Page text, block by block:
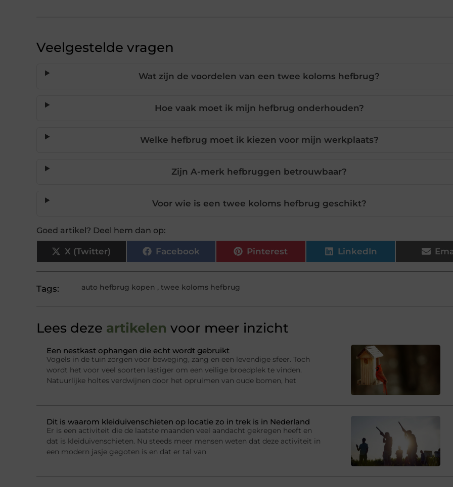
Veelgestelde vragen
Wat zijn de voordelen van een twee koloms hefbrug?
Hoe vaak moet ik mijn hefbrug onderhouden?
Welke hefbrug moet ik kiezen voor mijn werkplaats?
Zijn A-merk hefbruggen betrouwbaar?
Voor wie is een twee koloms hefbrug geschikt?
Goed artikel? Deel hem dan op:
X (Twitter) Facebook Pinterest LinkedIn
Tags: auto hefbrug kopen , twee koloms hefbrug
Lees deze artikelen voor meer inzicht
Een nestkast ophangen die echt wordt gebruikt
Vogels in de tuin zorgen voor beweging, zang en een levendige sfeer. Toch
wordt het voor veel soorten lastiger om een veilige broedplek te vinden.
Natuurlijke holtes verdwijnen door het opruimen van oude bomen, het
Dit is waarom kleiduivenschieten op locatie zo in trek is in Nederland
Er is een activiteit die de laatste maanden veel aandacht gekregen heeft en
dat is kleiduivenschieten. Nu steeds meer mensen weten dat deze activiteit in
een modern jasje gegoten is en dat er tal van